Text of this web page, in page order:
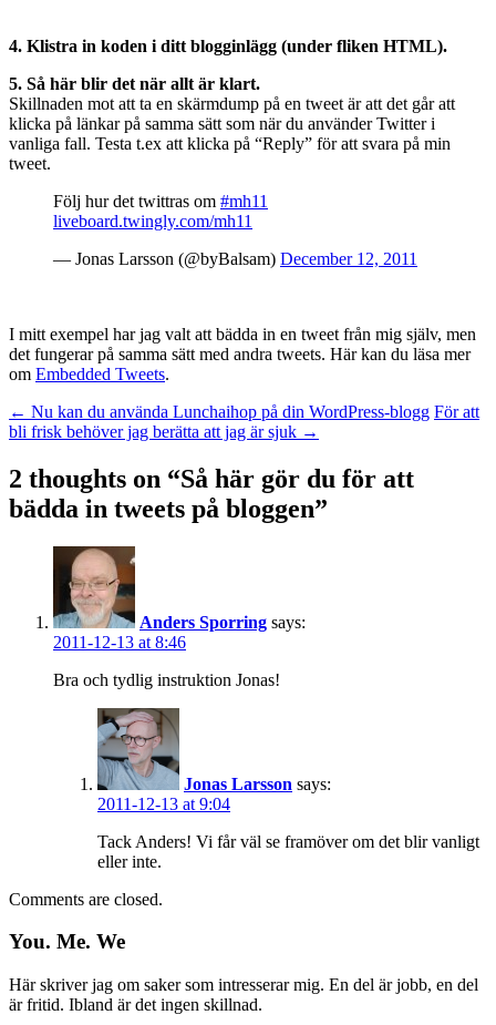
4. Klistra in koden i ditt blogginlägg (under fliken HTML).
5. Så här blir det när allt är klart.
Skillnaden mot att ta en skärmdump på en tweet är att det går att
klicka på länkar på samma sätt som när du använder Twitter i
vanliga fall. Testa t.ex att klicka på “Reply” för att svara på min
tweet.
Följ hur det twittras om #mh11
liveboard.twingly.com/mh11
— Jonas Larsson (@byBalsam) December 12, 2011
I mitt exempel har jag valt att bädda in en tweet från mig själv, men
det fungerar på samma sätt med andra tweets. Här kan du läsa mer
om Embedded Tweets.
Post
navigation
← Nu kan du använda Lunchaihop på din WordPress-blogg För att
bli frisk behöver jag berätta att jag är sjuk →
2 thoughts on “Så här gör du för att
bädda in tweets på bloggen”
Anders Sporring says:
2011-12-13 at 8:46
Bra och tydlig instruktion Jonas!
Jonas Larsson says:
2011-12-13 at 9:04
Tack Anders! Vi får väl se framöver om det blir vanligt
eller inte.
Comments are closed.
You. Me. We
Här skriver jag om saker som intresserar mig. En del är jobb, en del
är fritid. Ibland är det ingen skillnad.